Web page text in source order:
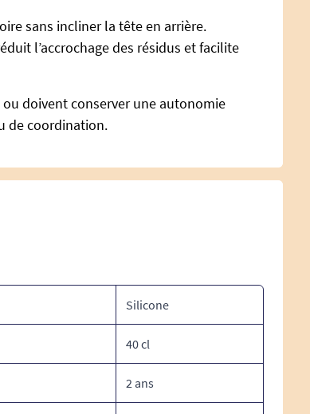
sans incliner la tête en arrière.
l’accrochage des résidus et facilite
ou doivent conserver une autonomie
de coordination.
Silicone
40 cl
2 ans